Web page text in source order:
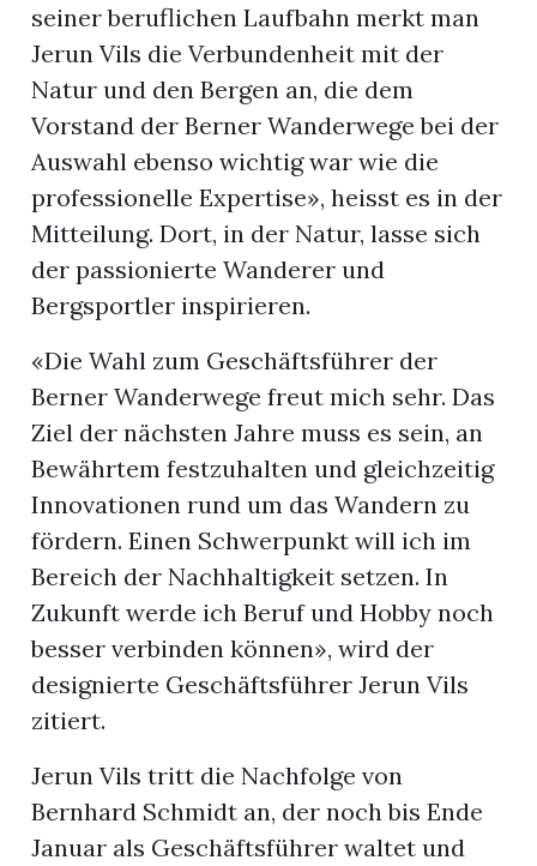
seiner beruflichen Laufbahn merkt man
Jerun Vils die Verbundenheit mit der
Natur und den Bergen an, die dem
Vorstand der Berner Wanderwege bei der
Auswahl ebenso wichtig war wie die
professionelle Expertise», heisst es in der
Mitteilung. Dort, in der Natur, lasse sich
der passionierte Wanderer und
Bergsportler inspirieren.
«Die Wahl zum Geschäftsführer der
Berner Wanderwege freut mich sehr. Das
Ziel der nächsten Jahre muss es sein, an
Bewährtem festzuhalten und gleichzeitig
Innovationen rund um das Wandern zu
fördern. Einen Schwerpunkt will ich im
Bereich der Nachhaltigkeit setzen. In
Zukunft werde ich Beruf und Hobby noch
besser verbinden können», wird der
designierte Geschäftsführer Jerun Vils
zitiert.
Jerun Vils tritt die Nachfolge von
Bernhard Schmidt an, der noch bis Ende
Januar als Geschäftsführer waltet und